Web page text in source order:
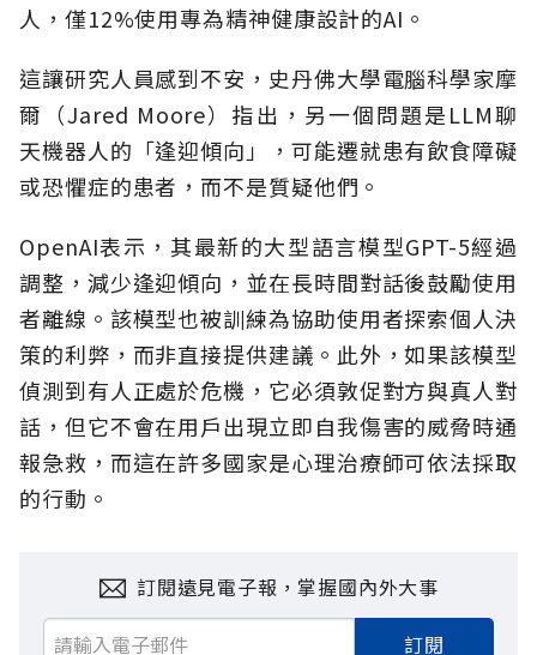
人，僅12%使用專為精神健康設計的AI。
這讓研究人員感到不安，史丹佛大學電腦科學家摩
爾（Jared Moore）指出，另一個問題是LLM聊
天機器人的「逢迎傾向」，可能遷就患有飲食障礙
或恐懼症的患者，而不是質疑他們。
OpenAI表示，其最新的大型語言模型GPT-5經過
調整，減少逢迎傾向，並在長時間對話後鼓勵使用
者離線。該模型也被訓練為協助使用者探索個人決
策的利弊，而非直接提供建議。此外，如果該模型
偵測到有人正處於危機，它必須敦促對方與真人對
話，但它不會在用戶出現立即自我傷害的威脅時通
報急救，而這在許多國家是心理治療師可依法採取
的行動。
訂閱遠見電子報，掌握國內外大事
訂閱